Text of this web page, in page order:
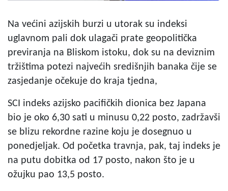
Na većini azijskih burzi u utorak su indeksi
uglavnom pali dok ulagači prate geopolitička
previranja na Bliskom istoku, dok su na deviznim
tržištima potezi najvećih središnjih banaka čije se
zasjedanje očekuje do kraja tjedna,
SCI indeks azijsko pacifičkih dionica bez Japana
bio je oko 6,30 sati u minusu 0,22 posto, zadržavši
se blizu rekordne razine koju je dosegnuo u
ponedjeljak. Od početka travnja, pak, taj indeks je
na putu dobitka od 17 posto, nakon što je u
ožujku pao 13,5 posto.